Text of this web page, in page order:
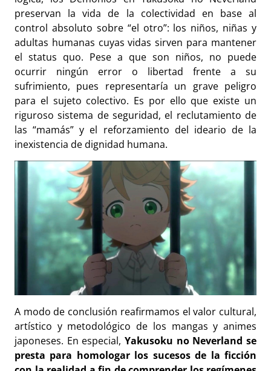
preservan la vida de la colectividad en base al
control absoluto sobre “el otro”: los niños, niñas y
adultas humanas cuyas vidas sirven para mantener
el status quo. Pese a que son niños, no puede
ocurrir ningún error o libertad frente a su
sufrimiento, pues representaría un grave peligro
para el sujeto colectivo. Es por ello que existe un
riguroso sistema de seguridad, el reclutamiento de
las “mamás” y el reforzamiento del ideario de la
inexistencia de dignidad humana.
A modo de conclusión reafirmamos el valor cultural,
artístico y metodológico de los mangas y animes
japoneses. En especial, Yakusoku no Neverland se
presta para homologar los sucesos de la ficción